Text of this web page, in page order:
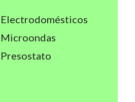
Electrodomésticos
Microondas
Presostato